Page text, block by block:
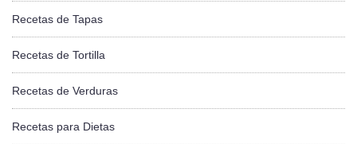
Recetas de Tapas
Recetas de Tortilla
Recetas de Verduras
Recetas para Dietas